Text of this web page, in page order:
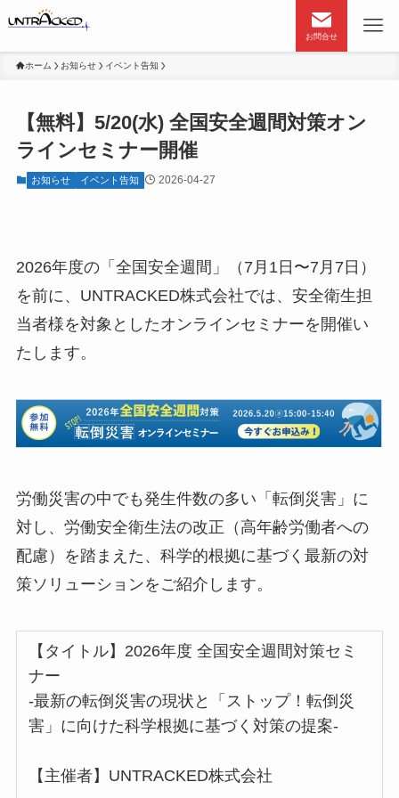
お問合せ
ホーム お知らせ イベント告知
【無料】5/20(水) 全国安全週間対策オン
ラインセミナー開催
お知らせ イベント告知 2026-04-27
2026年度の「全国安全週間」（7月1日〜7月7日）
を前に、UNTRACKED株式会社では、安全衛生担
当者様を対象としたオンラインセミナーを開催い
たします。
労働災害の中でも発生件数の多い「転倒災害」に
対し、労働安全衛生法の改正（高年齢労働者への
配慮）を踏まえた、科学的根拠に基づく最新の対
策ソリューションをご紹介します。
【タイトル】2026年度 全国安全週間対策セミ
ナー
-最新の転倒災害の現状と「ストップ！転倒災
害」に向けた科学根拠に基づく対策の提案-
【主催者】UNTRACKED株式会社